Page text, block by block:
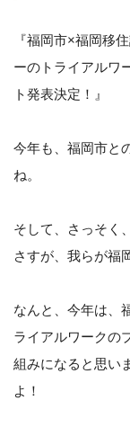
『福岡市×福岡移
ーのトライアルワ
ト発表決定！』
今年も、福岡市と
ね。
そして、さっそく
さすが、我らが福
なんと、今年は、
ライアルワークの
組みになると思い
よ！